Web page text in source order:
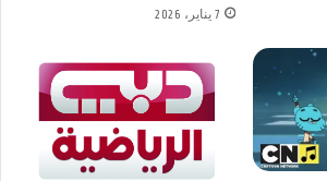
7 يناير، 2026